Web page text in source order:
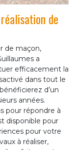
de
de maçon,
a
efficacement la
dans tout le
d’un
années.
pour répondre à
disponible pour
pour votre
à réaliser,